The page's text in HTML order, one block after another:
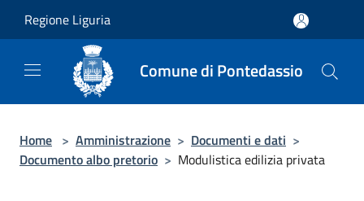
Regione Liguria
Comune di Pontedassio
Home > Amministrazione > Documenti e dati >
Documento albo pretorio > Modulistica edilizia privata